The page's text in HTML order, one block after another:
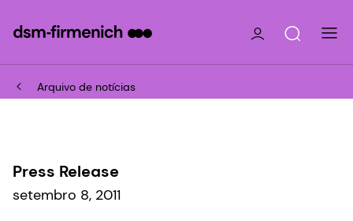
Arquivo de notícias
Press Release
setembro 8, 2011